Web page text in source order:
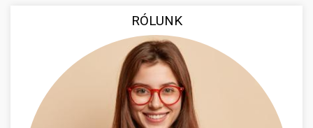
RÓLUNK